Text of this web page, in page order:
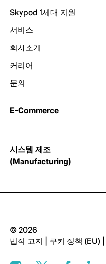
Skypod 1세대 지원
서비스
회사소개
커리어
문의
E-Commerce
시스템 제조
(Manufacturing)
© 2026
법적 고지
쿠키 정책 (EU)